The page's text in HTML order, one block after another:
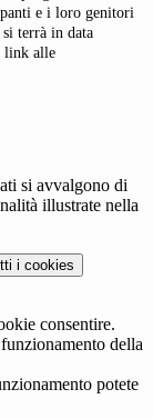
e i loro genitori
si terrà in data
link alle
si avvalgono di
illustrate nella
i cookies
consentire.
della
potete